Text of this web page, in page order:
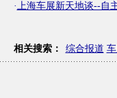
·上海车展新天地谈--自
相关搜索： 综合报道